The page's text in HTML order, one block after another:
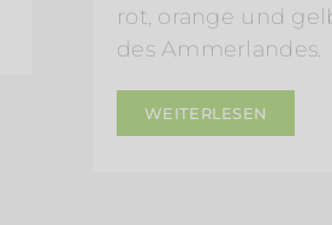
rot, orange und
des Ammerlandes.
WEITERLESEN